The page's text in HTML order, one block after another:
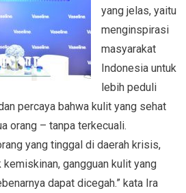
yang jelas, yaitu
menginspirasi
masyarakat
Indonesia untuk
lebih peduli
percaya bahwa kulit yang sehat
orang – tanpa terkecuali.
yang tinggal di daerah krisis,
gangguan kulit yang
dapat dicegah.” kata Ira